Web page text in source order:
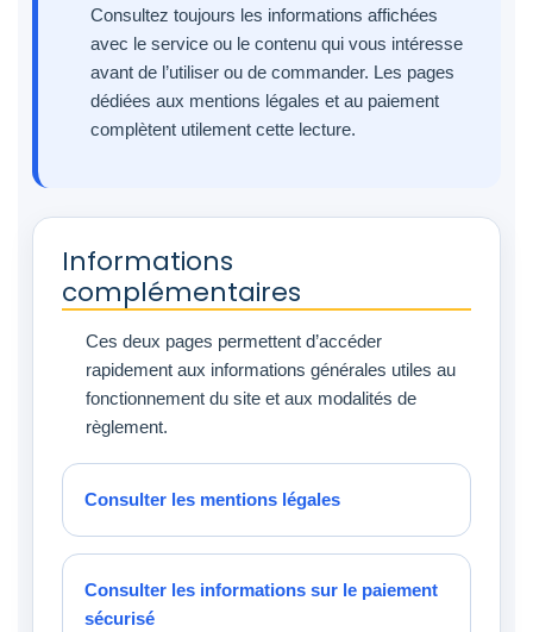
Consultez toujours les informations affichées
avec le service ou le contenu qui vous intéresse
avant de l’utiliser ou de commander. Les pages
dédiées aux mentions légales et au paiement
complètent utilement cette lecture.
Informations
complémentaires
Ces deux pages permettent d’accéder
rapidement aux informations générales utiles au
fonctionnement du site et aux modalités de
règlement.
Consulter les mentions légales
Consulter les informations sur le paiement
sécurisé